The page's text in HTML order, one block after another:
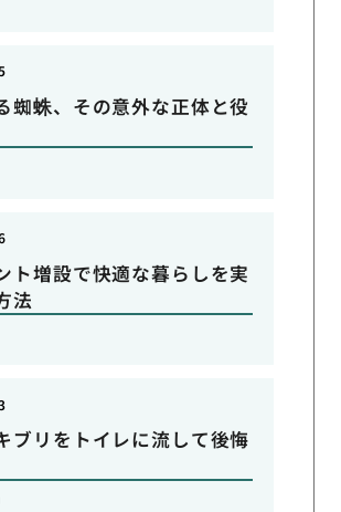
蜘蛛、その意外な正体と役
ト増設で快適な暮らしを実
法
ブリをトイレに流して後悔